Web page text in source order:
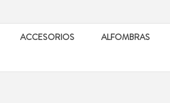
ACCESORIOS ALFOMBRAS